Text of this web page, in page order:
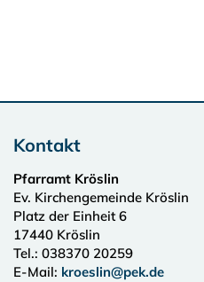
Kontakt
Pfarramt Kröslin
Ev. Kirchengemeinde Kröslin
Platz der Einheit 6
17440 Kröslin
Tel.: 038370 20259
E-Mail: kroeslin@pek.de